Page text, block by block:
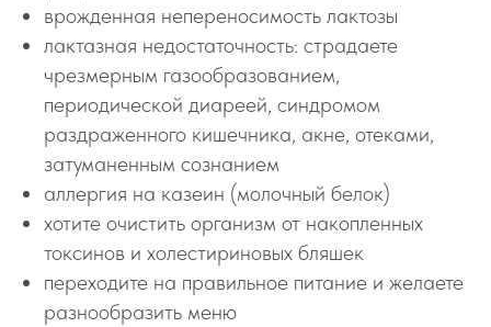
врожденная непереносимость лактозы
лактазная недостаточность: страдаете
чрезмерным газообразованием,
периодической диареей, синдромом
раздраженного кишечника, акне, отеками,
затуманенным сознанием
аллергия на казеин (молочный белок)
хотите очистить организм от накопленных
токсинов и холестириновых бляшек
переходите на правильное питание и желаете
разнообразить меню